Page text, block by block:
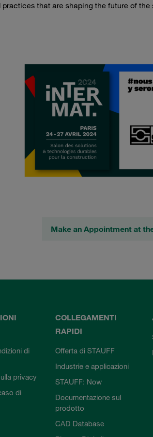
that are shaping the future of
Make an Appointment at
di
privacy
di
COLLEGAMENTI
RAPIDI
Offerta di STAUFF
Industrie e applicazioni
STAUFF: Now
Documentazione sul
prodotto
CAD Database